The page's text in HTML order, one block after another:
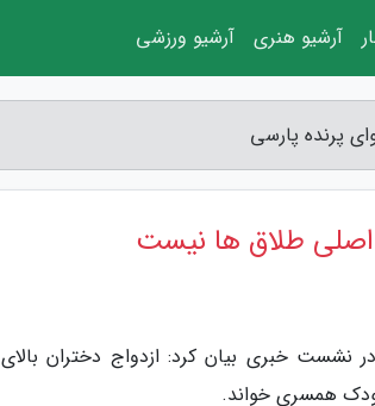
پرنده پارسی
اصلی طلاق ها نیست
نشست خبری بیان کرد: ازدواج دختران بالای
آرشیو هنری آرشیو ورزشی